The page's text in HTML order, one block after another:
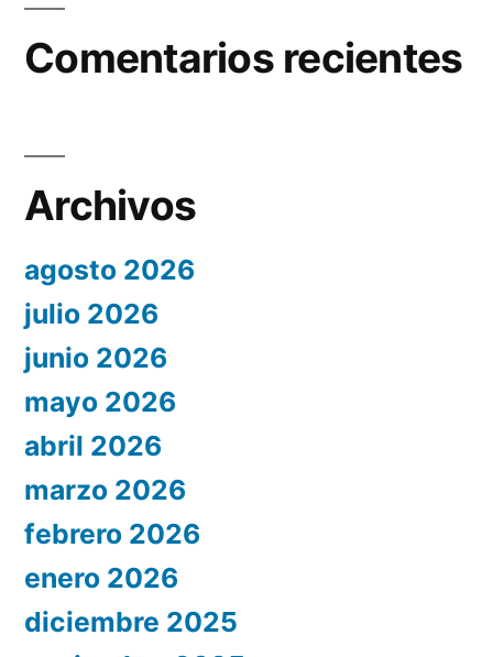
Comentarios recientes
Archivos
agosto 2026
julio 2026
junio 2026
mayo 2026
abril 2026
marzo 2026
febrero 2026
enero 2026
diciembre 2025